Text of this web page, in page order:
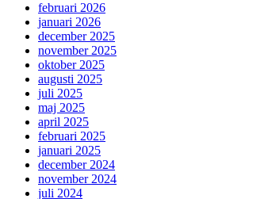
februari 2026
januari 2026
december 2025
november 2025
oktober 2025
augusti 2025
juli 2025
maj 2025
april 2025
februari 2025
januari 2025
december 2024
november 2024
juli 2024